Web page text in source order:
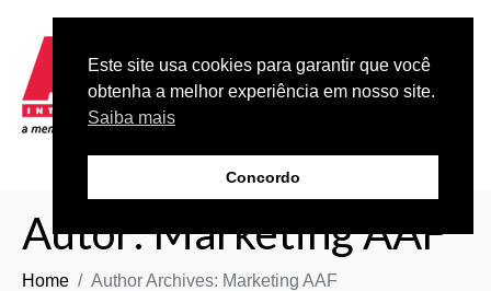
Autor:Marketing AAF
Home Author Archives: Marketing AAF
Este site usa cookies para garantir que você
obtenha a melhor experiência em nosso site.
Saiba mais
Concordo